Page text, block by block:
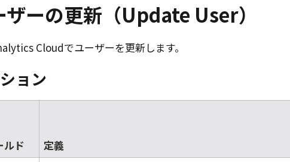
ザーの更新（Update User）
Cloudでユーザーを更新します。
ョン
ルド 定義